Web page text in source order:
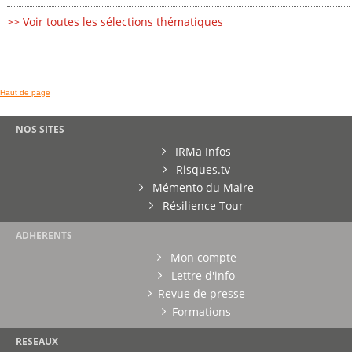
>> Voir toutes les sélections thématiques
Haut de page
NOS SITES
IRMa Infos
Risques.tv
Mémento du Maire
Résilience Tour
ADHERENTS
Mon compte
Lettre d'info
Revue de presse
Formations
RESEAUX